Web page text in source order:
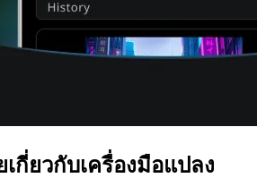
กี่ยวกับเครื่องมือแปลง